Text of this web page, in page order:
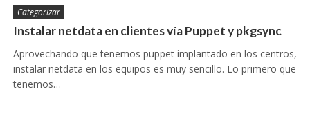
Categorizar
Instalar netdata en clientes vía Puppet y pkgsync
Aprovechando que tenemos puppet implantado en los centros,
instalar netdata en los equipos es muy sencillo. Lo primero que
tenemos…